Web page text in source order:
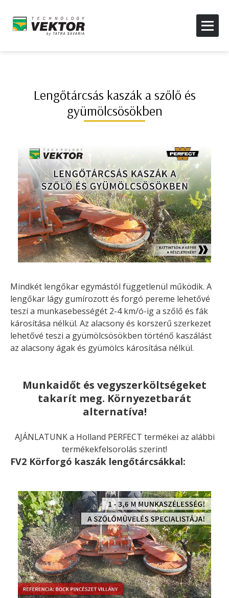
Lengőtárcsás kaszák a szőlő és
gyümölcsösökben
Mindkét lengőkar egymástól függetlenül működik. A
lengőkar lágy gumírozott és forgó pereme lehetővé
teszi a munkasebességét 2-4 km/ó-ig a szőlő és fák
károsítása nélkül. Az alacsony és korszerű szerkezet
lehetővé teszi a gyümölcsösökben történő kaszálást
az alacsony ágak és gyümölcs károsítása nélkül.
Munkaidőt és vegyszerköltségeket
takarít meg. Környezetbarát
alternatíva!
AJÁNLATUNK a Holland PERFECT termékei az alábbi
termékekfelsorolás szerint!
FV2 Körforgó kaszák lengőtárcsákkal: